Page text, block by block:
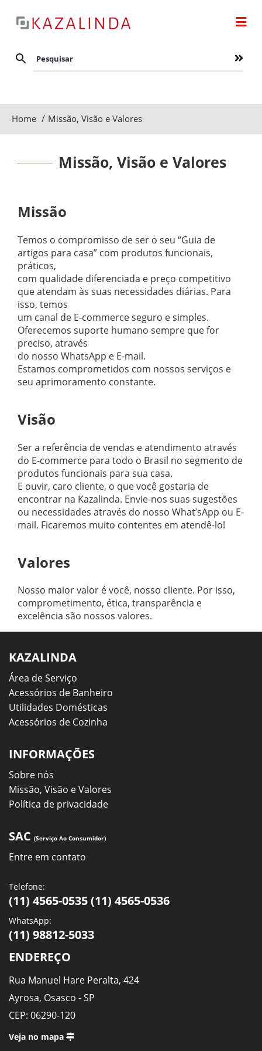
Home / Missão, Visão e Valores
Missão, Visão e Valores
Missão
Temos o compromisso de ser o seu “Guia de
artigos para casa” com produtos funcionais,
práticos,
com qualidade diferenciada e preço competitivo
que atendam às suas necessidades diárias. Para
isso, temos
um canal de E-commerce seguro e simples.
Oferecemos suporte humano sempre que for
preciso, através
do nosso WhatsApp e E-mail.
Estamos comprometidos com nossos serviços e
seu aprimoramento constante.
Visão
Ser a referência de vendas e atendimento através
do E-commerce para todo o Brasil no segmento de
produtos funcionais para sua casa.
E ouvir, caro cliente, o que você gostaria de
encontrar na Kazalinda. Envie-nos suas sugestões
ou necessidades através do nosso What’sApp ou E-
mail. Ficaremos muito contentes em atendê-lo!
Valores
Nosso maior valor é você, nosso cliente. Por isso,
comprometimento, ética, transparência e
excelência são nossos valores.
KAZALINDA
Área de Serviço
Acessórios de Banheiro
Utilidades Domésticas
Acessórios de Cozinha
INFORMAÇÕES
Sobre nós
Missão, Visão e Valores
Política de privacidade
SAC (Serviço Ao Consumidor)
Entre em contato
Telefone:
(11) 4565-0535 (11) 4565-0536
WhatsApp:
(11) 98812-5033
ENDEREÇO
Rua Manuel Hare Peralta, 424
Ayrosa, Osasco - SP
CEP: 06290-120
Veja no mapa